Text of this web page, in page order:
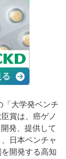
大学発ベンチ
賞は、癌ゲノ
発、提供して
日本ベンチャ
開発する高知